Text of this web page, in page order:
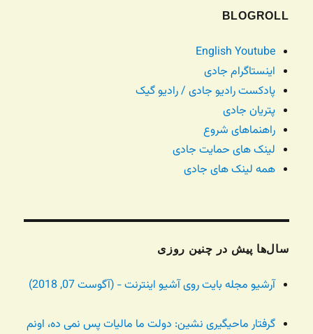
BLOGROLL
English Youtube
اینستاگرام جادی
پادکست رادیو جادی / رادیو گیک
پتریان جادی
راهنماهای شروع
لینک های حمایت جادی
همه لینک های جادی
سال‌ها پیش در چنین روزی
آرشیو مجله بایت روی آشیو اینترنت - (آگوست 07, 2018)
گرفتار ماحیگیری نشین: دولت ما مالیات پس نمی ده، اونم